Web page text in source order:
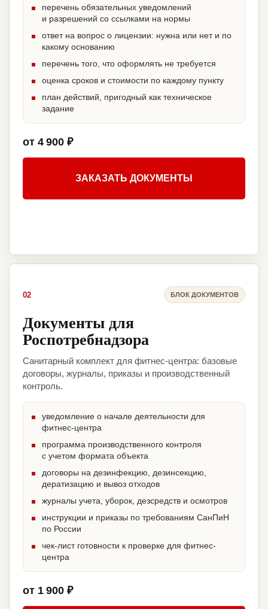
перечень обязательных уведомлений
и разрешений со ссылками на нормы
ответ на вопрос о лицензии: нужна или нет и по
какому основанию
перечень того, что оформлять не требуется
оценка сроков и стоимости по каждому пункту
план действий, пригодный как техническое
задание
от 4 900 ₽
ЗАКАЗАТЬ ДОКУМЕНТЫ
02 БЛОК ДОКУМЕНТОВ
Документы для
Роспотребнадзора
Санитарный комплект для фитнес-центра: базовые
договоры, журналы, приказы и производственный
контроль.
уведомление о начале деятельности для
фитнес-центра
программа производственного контроля
с учетом формата объекта
договоры на дезинфекцию, дезинсекцию,
дератизацию и вывоз отходов
журналы учета, уборок, дезсредств и осмотров
инструкции и приказы по требованиям СанПиН
по России
чек-лист готовности к проверке для фитнес-
центра
от 1 900 ₽